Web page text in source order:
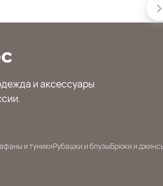
и аксессуары
и туникиРубашки и блузыБрюки и